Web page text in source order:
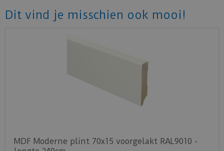
Dit vind je misschien ook mooi!
MDF Moderne plint 70x15 voorgelakt RAL9010 -